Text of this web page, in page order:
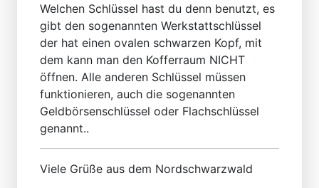
Welchen Schlüssel hast du denn benutzt, es
gibt den sogenannten Werkstattschlüssel
der hat einen ovalen schwarzen Kopf, mit
dem kann man den Kofferraum NICHT
öffnen. Alle anderen Schlüssel müssen
funktionieren, auch die sogenannten
Geldbörsenschlüssel oder Flachschlüssel
genannt..
Viele Grüße aus dem Nordschwarzwald